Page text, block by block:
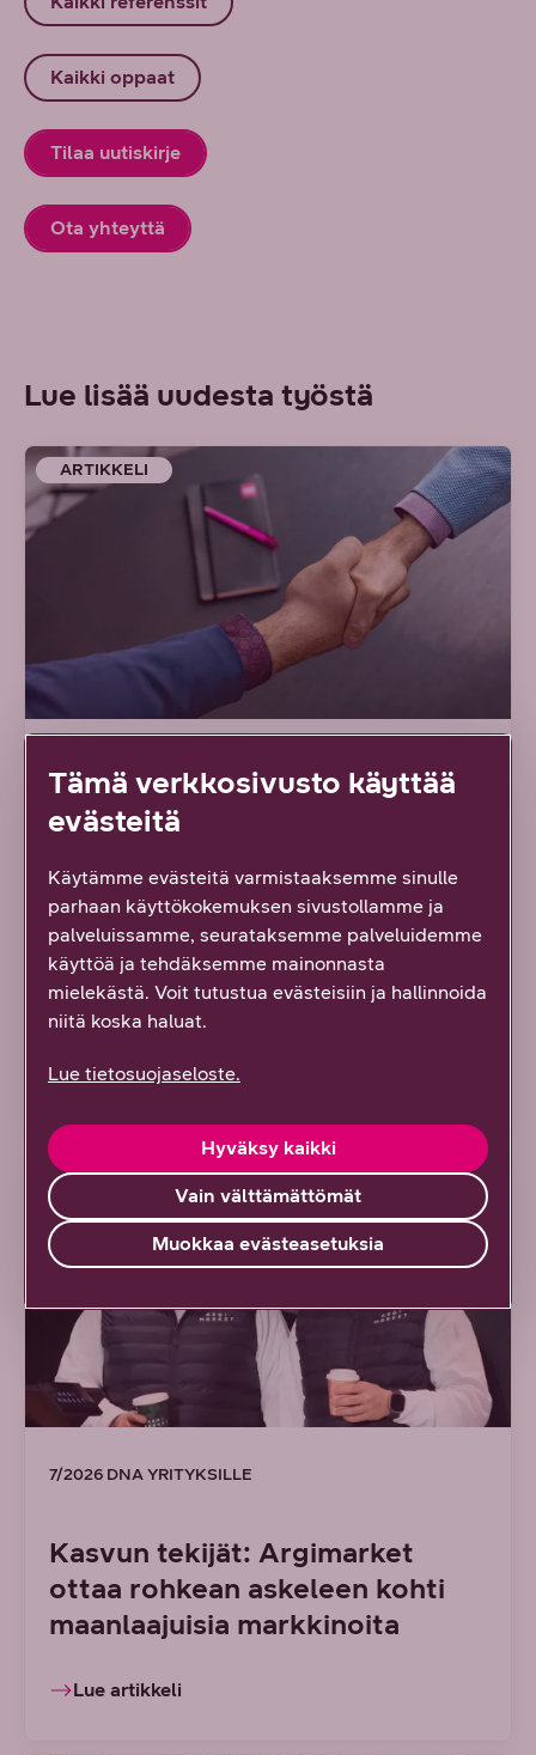
Kaikki oppaat
Tilaa uutiskirje
Ota yhteyttä
Lue lisää uudesta työstä
ARTIKKELI
lähiverkkoja: DNA Managed
Network Premium tarjoaa
ainutlaatuisen ratkaisun
monimutkaisten
verkkoympäristöjen haasteisiin
Lue artikkeli
ARTIKKELI
7/2026 DNA YRITYKSILLE
Kasvun tekijät: Argimarket
ottaa rohkean askeleen kohti
maanlaajuisia markkinoita
Lue artikkeli
Tämä verkkosivusto käyttää
evästeitä
Käytämme evästeitä varmistaaksemme sinulle
parhaan käyttökokemuksen sivustollamme ja
palveluissamme, seurataksemme palveluidemme
käyttöä ja tehdäksemme mainonnasta
mielekästä. Voit tutustua evästeisiin ja hallinnoida
niitä koska haluat.
Lue tietosuojaseloste.
Vain välttämättömät
Hyväksy kaikki
Muokkaa evästeasetuksia